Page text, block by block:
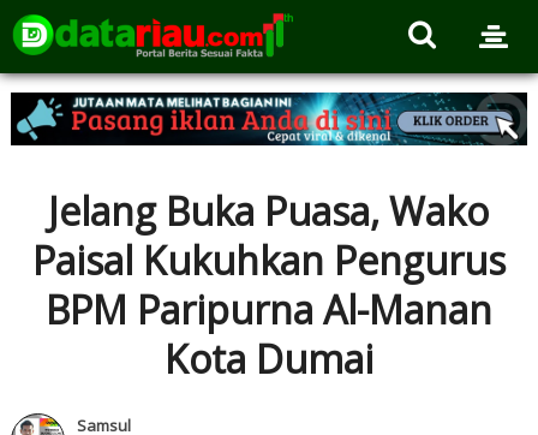
Jelang Buka Puasa, Wako
Paisal Kukuhkan Pengurus
BPM Paripurna Al-Manan
Kota Dumai
Samsul